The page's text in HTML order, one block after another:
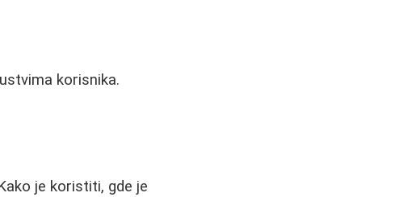
korisnika.
je koristiti, gde je